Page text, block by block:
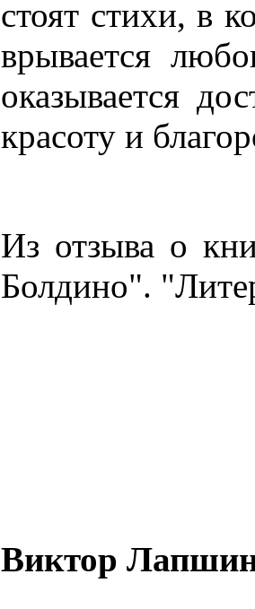
стоят стихи, в
врывается
оказывается
красоту и
Из отзыва о
Болдино".
Виктор